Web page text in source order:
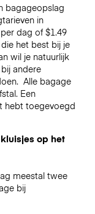
bagageopslag
in
dag of $1.49
het best bij je
wil je natuurlijk
andere
Alle bagage
Een
hebt toegevoegd
op het
meestal twee
bij